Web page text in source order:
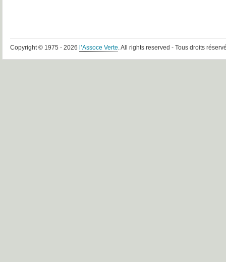
Copyright © 1975 - 2026 l’Assoce Verte. All rights reserved - Tous droits